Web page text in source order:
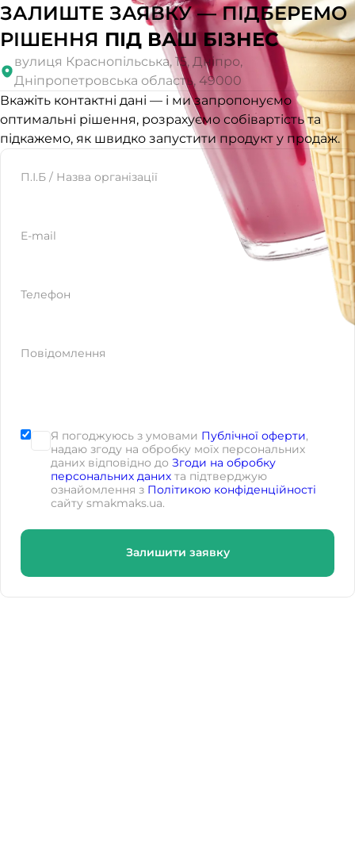
ЗАЛИШТЕ ЗАЯВКУ — ПІДБЕРЕМО
РІШЕННЯ ПІД ВАШ БІЗНЕС
вулиця Краснопільська, 15, Дніпро,
Дніпропетровська область, 49000
Вкажіть контактні дані — і ми запропонуємо
оптимальні рішення, розрахуємо собівартість та
підкажемо, як швидко запустити продукт у продаж.
П.І.Б / Назва організації
E-mail
Телефон
Повідомлення
Website
Я погоджуюсь з умовами Публічної оферти,
надаю згоду на обробку моїх персональних
даних відповідно до Згоди на обробку
персональних даних та підтверджую
ознайомлення з Політикою конфіденційності
сайту smakmaks.ua.
Залишити заявку